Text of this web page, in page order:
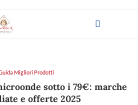
Migliori Prodotti
sotto i 79€: marche
e offerte 2025